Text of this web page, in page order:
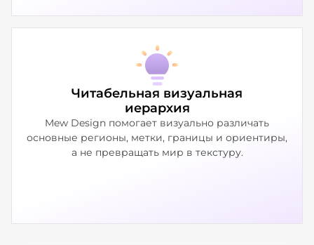
Читабельная визуальная
иерархия
Mew Design помогает визуально различать
основные регионы, метки, границы и ориентиры,
а не превращать мир в текстуру.